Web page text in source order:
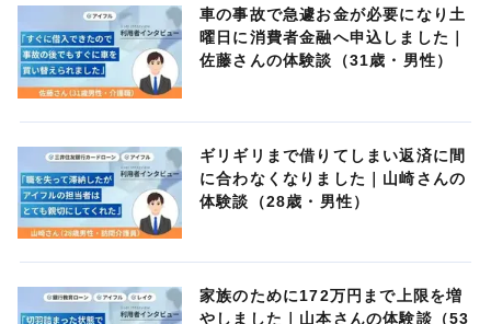
車の事故で急遽お金が必要になり土
曜日に消費者金融へ申込しました｜
佐藤さんの体験談（31歳・男性）
ギリギリまで借りてしまい返済に間
に合わなくなりました｜山崎さんの
体験談（28歳・男性）
家族のために172万円まで上限を増
やしました｜山本さんの体験談（53